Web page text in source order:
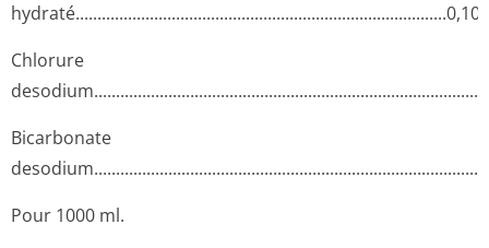
Chlorure
Bicarbonate
Pour 1000 ml.